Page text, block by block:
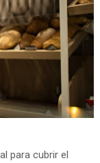
para cubrir el